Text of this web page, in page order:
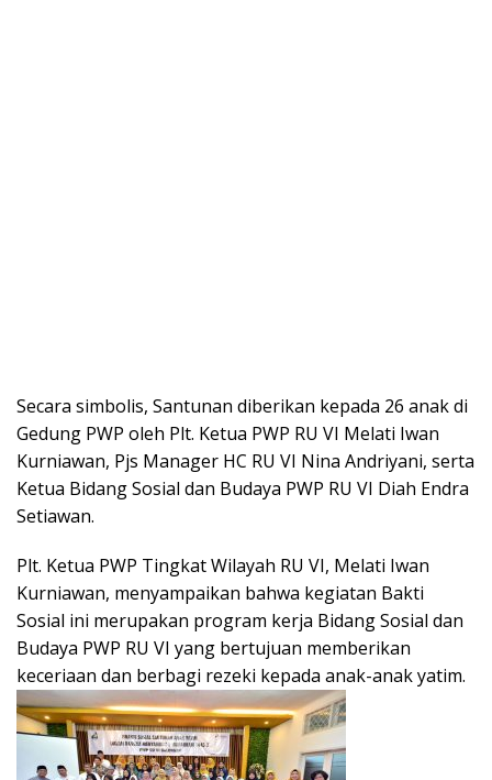
Secara simbolis, Santunan diberikan kepada 26 anak di
Gedung PWP oleh Plt. Ketua PWP RU VI Melati Iwan
Kurniawan, Pjs Manager HC RU VI Nina Andriyani, serta
Ketua Bidang Sosial dan Budaya PWP RU VI Diah Endra
Setiawan.
Plt. Ketua PWP Tingkat Wilayah RU VI, Melati Iwan
Kurniawan, menyampaikan bahwa kegiatan Bakti
Sosial ini merupakan program kerja Bidang Sosial dan
Budaya PWP RU VI yang bertujuan memberikan
keceriaan dan berbagi rezeki kepada anak-anak yatim.